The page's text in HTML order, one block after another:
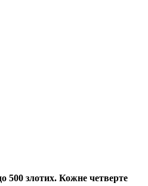
500 злотих. Кожне четверте